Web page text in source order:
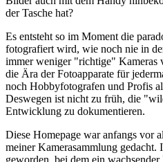
der Tasche hat?
Es entsteht so im Moment die
fotografiert wird, wie noch nie in
immer weniger "richtige" Kameras
die Ära der Fotoapparate für
noch Hobbyfotografen und Profis
Deswegen ist nicht zu früh, die
Entwicklung zu dokumentieren.
Diese Homepage war anfangs vor
meiner Kamerasammlung gedacht.